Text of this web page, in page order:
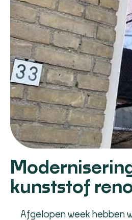
kunststof
Afgelopen week hebben